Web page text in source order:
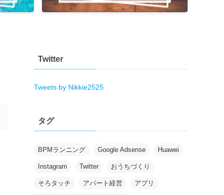
Twitter
Tweets by Nikkie2525
タグ
BPMランニング Google Adsense Huawei
Instagram Twitter おうちづくり
そろタッチ アパート経営 アプリ